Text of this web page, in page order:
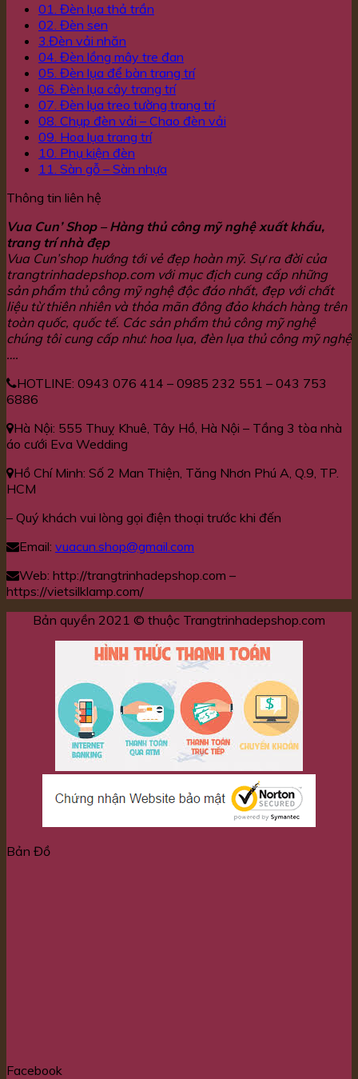
01. Đèn lụa thả trần
02. Đèn sen
3.Đèn vải nhăn
04. Đèn lồng mây tre đan
05. Đèn lụa để bàn trang trí
06. Đèn lụa cây trang trí
07. Đèn lụa treo tường trang trí
08. Chụp đèn vải – Chao đèn vải
09. Hoa lụa trang trí
10. Phụ kiện đèn
11. Sàn gỗ – Sàn nhựa
Thông tin liên hệ
Vua Cun’ Shop – Hàng thủ công mỹ nghệ xuất khẩu,
trang trí nhà đẹp
Vua Cun’shop hướng tới vẻ đẹp hoàn mỹ. Sự ra đời của
trangtrinhadepshop.com với mục địch cung cấp những
sản phẩm thủ công mỹ nghệ độc đáo nhất, đẹp với chất
liệu từ thiên nhiên và thỏa mãn đông đảo khách hàng trên
toàn quốc, quốc tế. Các sản phẩm thủ công mỹ nghệ
chúng tôi cung cấp như: hoa lụa, đèn lụa thủ công mỹ nghệ
….
HOTLINE: 0943 076 414 – 0985 232 551 – 043 753
6886
Hà Nội: 555 Thuỵ Khuê, Tây Hồ, Hà Nội – Tầng 3 tòa nhà
áo cưới Eva Wedding
Hồ Chí Minh: Số 2 Man Thiện, Tăng Nhơn Phú A, Q.9, TP.
HCM
– Quý khách vui lòng gọi điện thoại trước khi đến
Email: vuacun.shop@gmail.com
Web: http://trangtrinhadepshop.com –
https://vietsilklamp.com/
Bản quyền 2021 © thuộc Trangtrinhadepshop.com
Bản Đồ
Facebook